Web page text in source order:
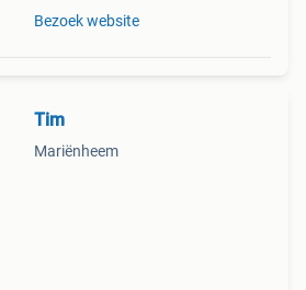
Bezoek website
Tim
Mariënheem